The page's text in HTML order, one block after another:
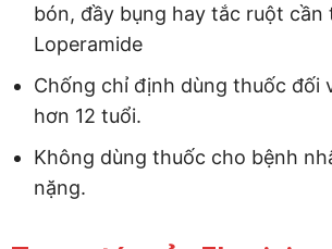
bón, đầy bụng hay tắc ruột cần
Loperamide
Chống chỉ định dùng thuốc đối
hơn 12 tuổi.
Không dùng thuốc cho bệnh
nặng.